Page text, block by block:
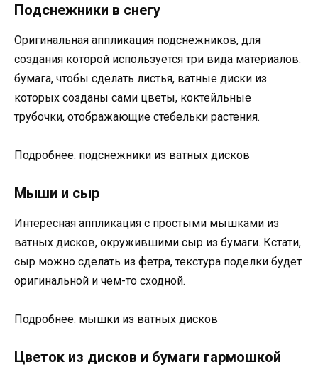
Подснежники в снегу
Оригинальная аппликация подснежников, для
создания которой используется три вида материалов:
бумага, чтобы сделать листья, ватные диски из
которых созданы сами цветы, коктейльные
трубочки, отображающие стебельки растения.
Подробнее: подснежники из ватных дисков
Мыши и сыр
Интересная аппликация с простыми мышками из
ватных дисков, окружившими сыр из бумаги. Кстати,
сыр можно сделать из фетра, текстура поделки будет
оригинальной и чем-то сходной.
Подробнее: мышки из ватных дисков
Цветок из дисков и бумаги гармошкой